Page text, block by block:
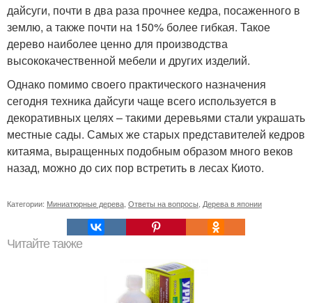
дайсуги, почти в два раза прочнее кедра, посаженного в
землю, а также почти на 150% более гибкая. Такое
дерево наиболее ценно для производства
высококачественной мебели и других изделий.
Однако помимо своего практического назначения
сегодня техника дайсуги чаще всего используется в
декоративных целях – такими деревьями стали украшать
местные сады. Самых же старых представителей кедров
китаяма, выращенных подобным образом много веков
назад, можно до сих пор встретить в лесах Киото.
Категории: Миниатюрные дерева Ответы на вопросы Дерева в японии
Читайте также